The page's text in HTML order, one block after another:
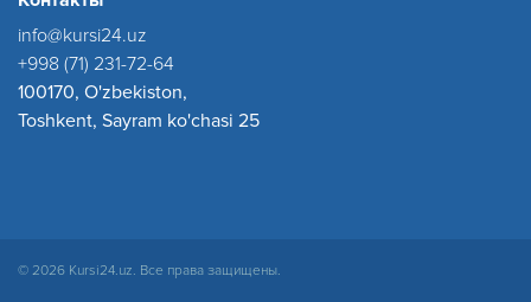
info@kursi24.uz
+998 (71) 231-72-64
100170, O'zbekiston,
Toshkent, Sayram ko'chasi 25
© 2026 Kursi24.uz. Все права защищены.